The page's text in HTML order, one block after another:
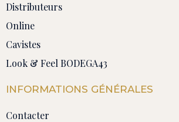
Distributeurs
Online
Cavistes
Look & Feel BODEGA43
INFORMATIONS GÉNÉRALES
Contacter